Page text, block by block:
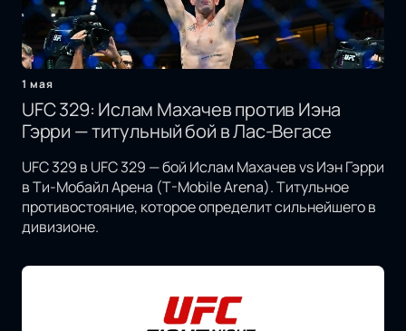
1 мая
UFC 329: Ислам Махачев против Иэна
Гэрри — титульный бой в Лас-Вегасе
UFC 329 в UFC 329 — бой Ислам Махачев vs Иэн Гэрри
в Ти-Мобайл Арена (T-Mobile Arena). Титульное
противостояние, которое определит сильнейшего в
дивизионе.